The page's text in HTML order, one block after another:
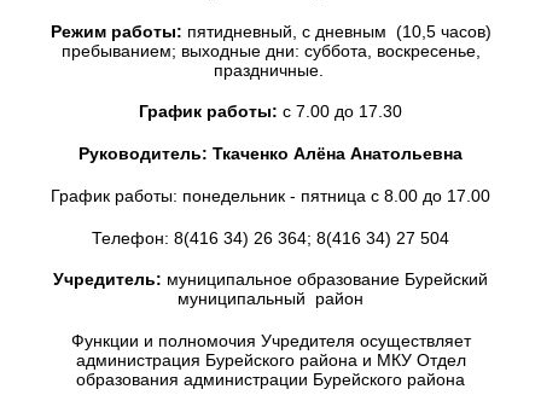
Режим работы: пятидневный, с дневным (10,5 часов)
пребыванием; выходные дни: суббота, воскресенье,
праздничные.
График работы: с 7.00 до 17.30
Руководитель: Ткаченко Алёна Анатольевна
График работы: понедельник - пятница с 8.00 до 17.00
Телефон: 8(416 34) 26 364; 8(416 34) 27 504
Учредитель: муниципальное образование Бурейский
муниципальный район
Функции и полномочия Учредителя осуществляет
администрация Бурейского района и МКУ Отдел
образования администрации Бурейского района